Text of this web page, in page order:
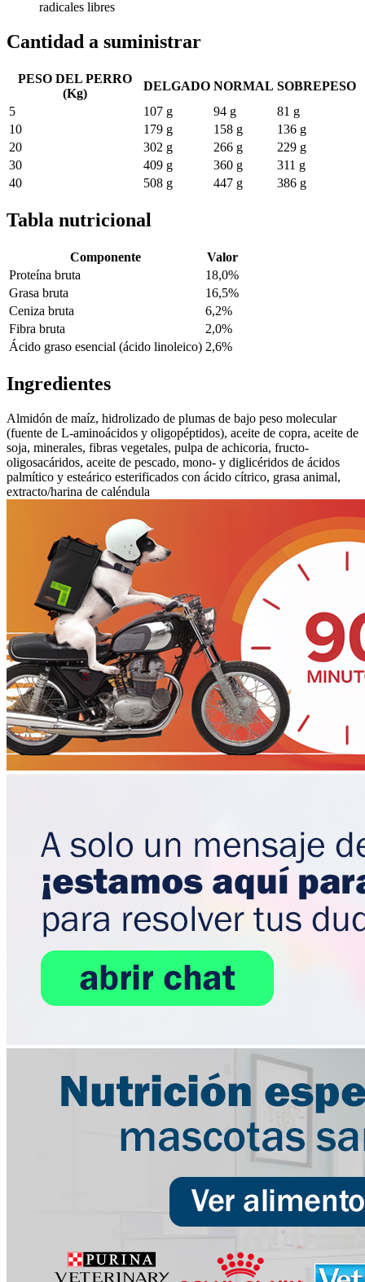
radicales libres
Cantidad a suministrar
PESO DEL PERRO
(Kg)
DELGADO NORMAL SOBREPESO
5
107 g 94 g
81 g
10
179 g 158 g
136 g
20
302 g 266 g
229 g
30
409 g 360 g
311 g
40
508 g 447 g 386 g
Tabla nutricional
Componente
Valor
Proteína bruta
18,0%
Grasa bruta
16,5%
Ceniza bruta
6,2%
Fibra bruta
2,0%
Ácido graso esencial (ácido linoleico) 2,6%
Ingredientes
Almidón de maíz, hidrolizado de plumas de bajo peso molecular
(fuente de L-aminoácidos y oligopéptidos), aceite de copra, aceite de
soja, minerales, fibras vegetales, pulpa de achicoria, fructo-
oligosacáridos, aceite de pescado, mono- y diglicéridos de ácidos
palmítico y esteárico esterificados con ácido cítrico, grasa animal,
extracto/harina de caléndula